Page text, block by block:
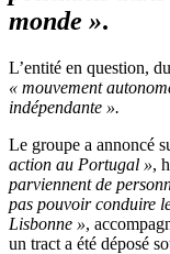
monde ».
L’entité en question,
« mouvement
indépendante ».
Le groupe a annoncé
action au Portugal »,
parviennent de
pas pouvoir conduire
Lisbonne »,
un tract a été déposé